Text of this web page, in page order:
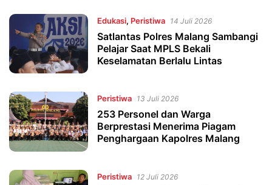
Edukasi, Peristiwa 14 Juli 2026
Satlantas Polres Malang Sambangi
Pelajar Saat MPLS Bekali
Keselamatan Berlalu Lintas
Peristiwa 13 Juli 2026
253 Personel dan Warga
Berprestasi Menerima Piagam
Penghargaan Kapolres Malang
Peristiwa 12 Juli 2026